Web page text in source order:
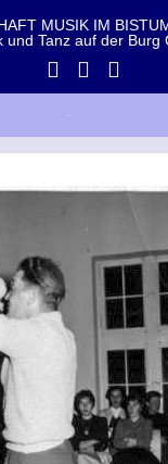
MUSIK IM
Tanz auf der Burg